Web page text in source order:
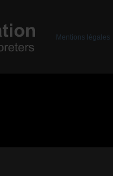
Mentions légales